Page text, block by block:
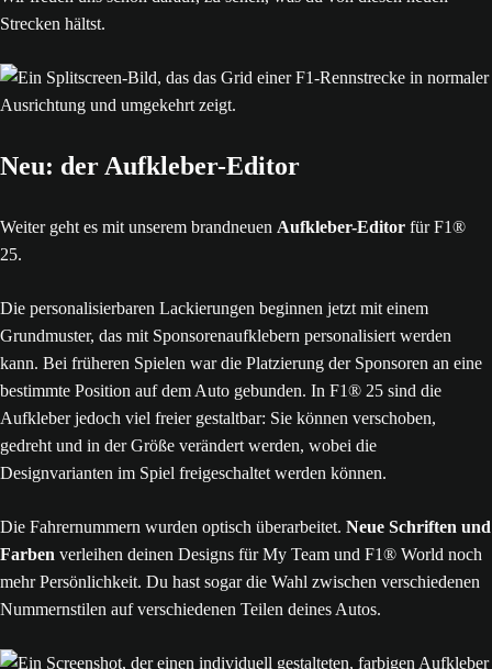
Strecken hältst.
Neu: der Aufkleber-Editor
Weiter geht es mit unserem brandneuen Aufkleber-Editor für F1®
25.
Die personalisierbaren Lackierungen beginnen jetzt mit einem
Grundmuster, das mit Sponsorenaufklebern personalisiert werden
kann. Bei früheren Spielen war die Platzierung der Sponsoren an eine
bestimmte Position auf dem Auto gebunden. In F1® 25 sind die
Aufkleber jedoch viel freier gestaltbar: Sie können verschoben,
gedreht und in der Größe verändert werden, wobei die
Designvarianten im Spiel freigeschaltet werden können.
Die Fahrernummern wurden optisch überarbeitet. Neue Schriften und
Farben verleihen deinen Designs für My Team und F1® World noch
mehr Persönlichkeit. Du hast sogar die Wahl zwischen verschiedenen
Nummernstilen auf verschiedenen Teilen deines Autos.